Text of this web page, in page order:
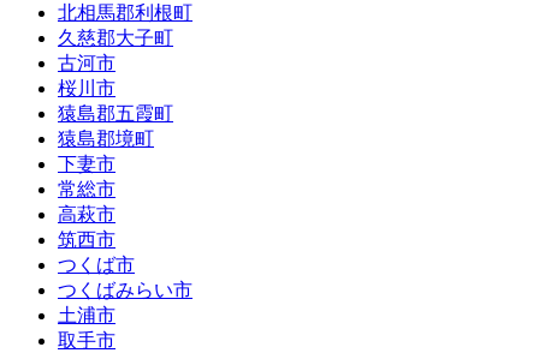
北相馬郡利根町
久慈郡大子町
古河市
桜川市
猿島郡五霞町
猿島郡境町
下妻市
常総市
高萩市
筑西市
つくば市
つくばみらい市
土浦市
取手市